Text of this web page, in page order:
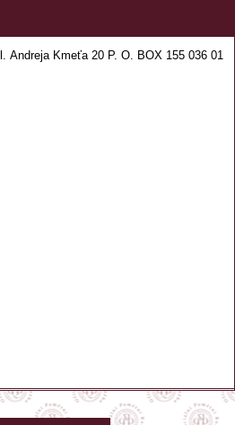
Andreja Kmeťa 20 P. O. BOX 155 036 01